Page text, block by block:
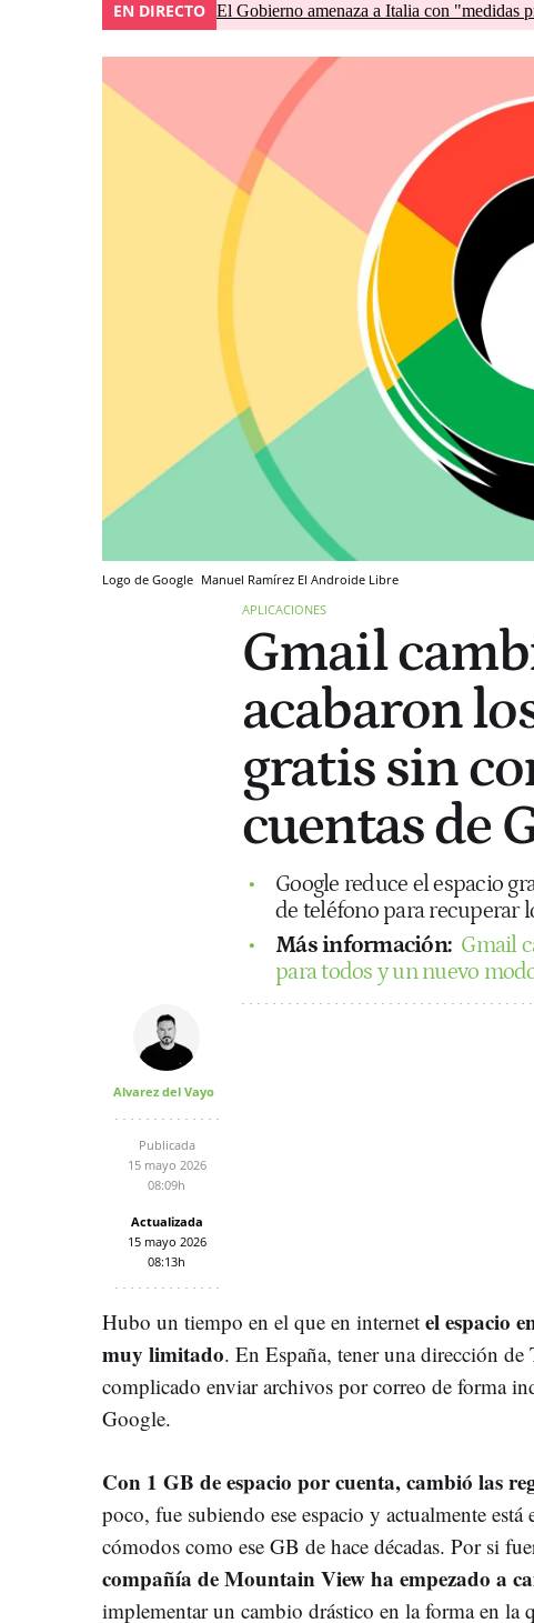
EN DIRECTO El Gobierno amenaza a Italia con "medidas
Logo de Google Manuel Ramírez El Androide Libre
APLICACIONES
Gmail
acabaron
gratis sin
cuentas de
Google reduce el espacio
de teléfono para recuperar
Más información: Gmail
para todos y un nuevo
Alvarez del Vayo
Publicada
15 mayo 2026
08:09h
Actualizada
15 mayo 2026
08:13h
Hubo un tiempo en el que en internet el espacio
muy limitado. En España, tener una dirección
complicado enviar archivos por correo de forma
Google.
Con 1 GB de espacio por cuenta, cambió las
poco, fue subiendo ese espacio y actualmente
cómodos como ese GB de hace décadas. Por si
compañía de Mountain View ha empezado a
implementar un cambio drástico en la forma en la